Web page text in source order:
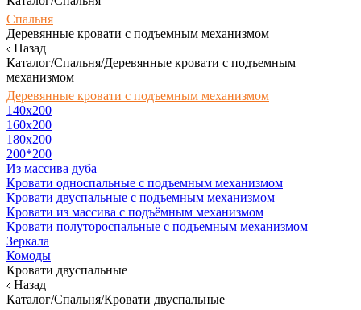
Спальня
Деревянные кровати с подъемным механизмом
Назад
Каталог/Спальня/Деревянные кровати с подъемным
механизмом
Деревянные кровати с подъемным механизмом
140x200
160х200
180х200
200*200
Из массива дуба
Кровати односпальные с подъемным механизмом
Кровати двуспальные с подъемным механизмом
Кровати из массива с подъёмным механизмом
Кровати полутороспальные с подъемным механизмом
Зеркала
Комоды
Кровати двуспальные
Назад
Каталог/Спальня/Кровати двуспальные